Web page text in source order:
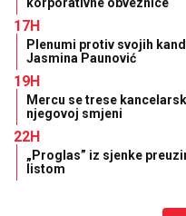
korporativne obveznice
17H
Plenumi protiv svojih
Jasmina Paunović
19H
Mercu se trese
njegovoj smjeni
22H
„Proglas” iz sjenke
listom